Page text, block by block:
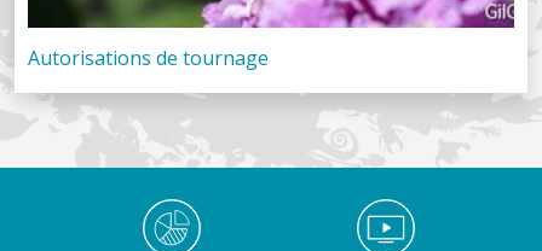
Autorisations de tournage
Médiathèque Footer